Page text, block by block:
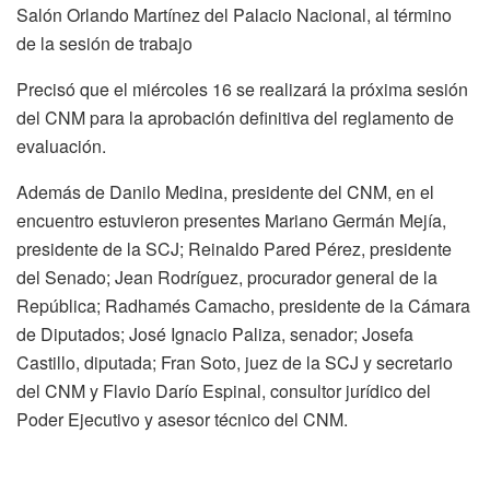
Salón Orlando Martínez del Palacio Nacional, al término
de la sesión de trabajo
Precisó que el miércoles 16 se realizará la próxima sesión
del CNM para la aprobación definitiva del reglamento de
evaluación.
Además de Danilo Medina, presidente del CNM, en el
encuentro estuvieron presentes Mariano Germán Mejía,
presidente de la SCJ; Reinaldo Pared Pérez, presidente
del Senado; Jean Rodríguez, procurador general de la
República; Radhamés Camacho, presidente de la Cámara
de Diputados; José Ignacio Paliza, senador; Josefa
Castillo, diputada; Fran Soto, juez de la SCJ y secretario
del CNM y Flavio Darío Espinal, consultor jurídico del
Poder Ejecutivo y asesor técnico del CNM.